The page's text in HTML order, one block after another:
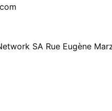
SA Rue Eugène